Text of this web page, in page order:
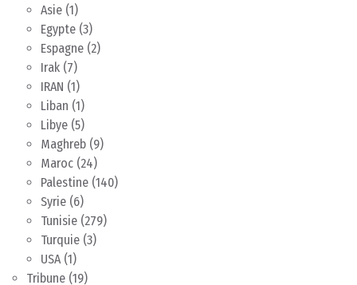
Asie (1)
Egypte (3)
Espagne (2)
Irak (7)
IRAN (1)
Liban (1)
Libye (5)
Maghreb (9)
Maroc (24)
Palestine (140)
Syrie (6)
Tunisie (279)
Turquie (3)
USA(1)
Tribune (19)